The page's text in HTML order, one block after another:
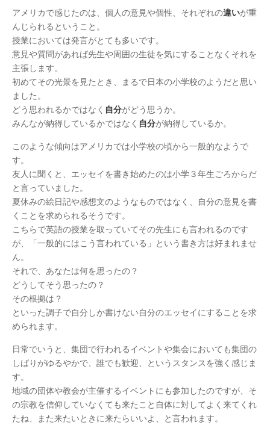
アメリカで感じたのは、個人の意見や個性、それぞれの違いが重
んじられるということ。
授業においては発言がとても多いです。
意見や質問があれば先生や周囲の生徒を気にすることなくそれを
主張します。
初めてその光景を見たとき、まるで日本の小学校のようだと思い
ました。
どう思われるかではなく 自分がどう思うか。
みんなが納得しているかではなく 自分が納得しているか。
このような傾向はアメリカでは小学校の頃から一般的なようで
す。
友人に聞くと、エッセイを書き始めたのは小学３年生ごろからだ
と言っていました。
夏休みの絵日記や感想文のようなものではなく、自分の意見を書
くことを求められるそうです。
こちらで英語の授業を取っていてその先生にも言われるのです
が、「一般的にはこう言われている」という書き方は好まれませ
ん。
それで、あなたは何を思ったの？
どうしてそう思ったの？
その根拠は？
といった調子で自分しか書けない自分のエッセイにすることを求
められます。
日常でいうと、集団で行われるイベントや集会においても集団の
しばりがゆるやかで、誰でも歓迎、というスタンスを強く感じま
す。
地域の団体や教会が主催するイベントにも参加したのですが、そ
の宗教を信仰していなくても来たこと自体に対してよく来てくれ
たね、また来たいときに来たらいいよ、と言われます。